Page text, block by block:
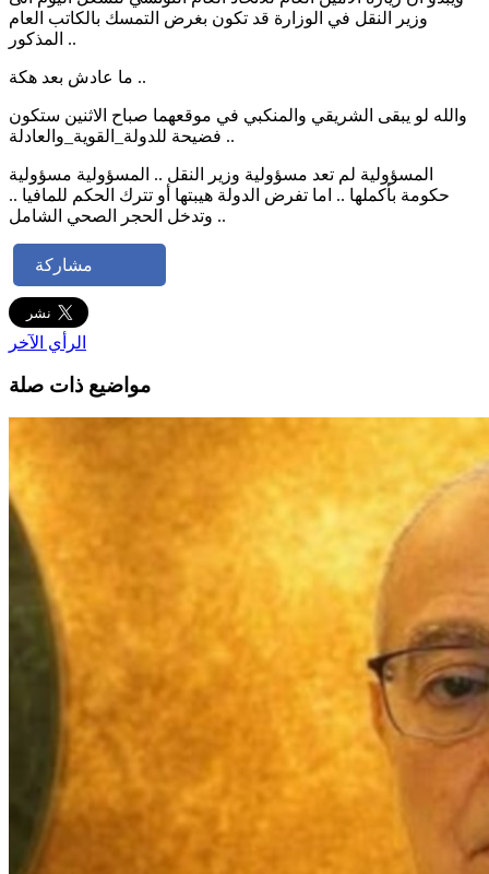
وزير النقل في الوزارة قد تكون بغرض التمسك بالكاتب العام
المذكور ..
ما عادش بعد هكة ..
والله لو يبقى الشريقي والمنكبي في موقعهما صباح الاثنين ستكون
فضيحة للدولة_القوية_والعادلة ..
المسؤولية لم تعد مسؤولية وزير النقل .. المسؤولية مسؤولية
حكومة بأكملها .. اما تفرض الدولة هيبتها أو تترك الحكم للمافيا ..
وتدخل الحجر الصحي الشامل ..
مشاركة
الرأي الآخر
مواضيع ذات صلة